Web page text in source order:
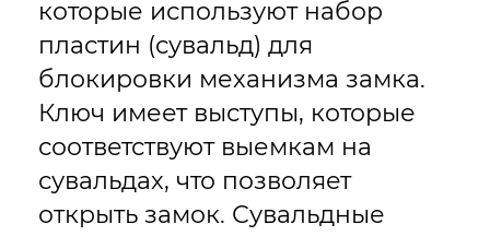
которые используют набор
пластин (сувальд) для
блокировки механизма замка.
Ключ имеет выступы, которые
соответствуют выемкам на
сувальдах, что позволяет
открыть замок. Сувальдные